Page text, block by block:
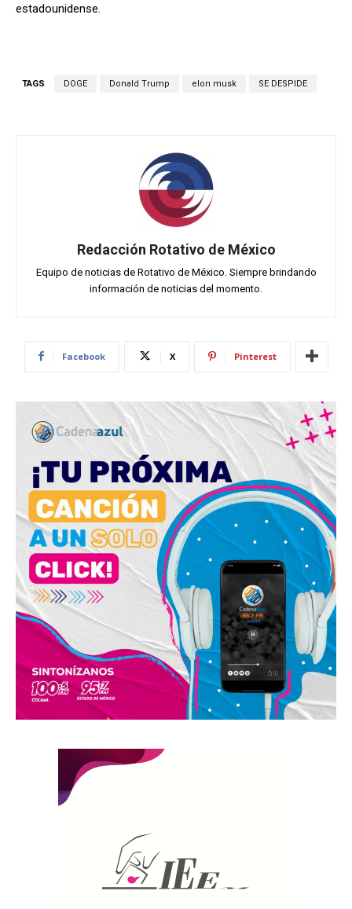
estadounidense.
TAGS DOGE Donald Trump elon musk SE DESPIDE
Redacción Rotativo de México
Equipo de noticias de Rotativo de México. Siempre brindando
información de noticias del momento.
Facebook X Pinterest